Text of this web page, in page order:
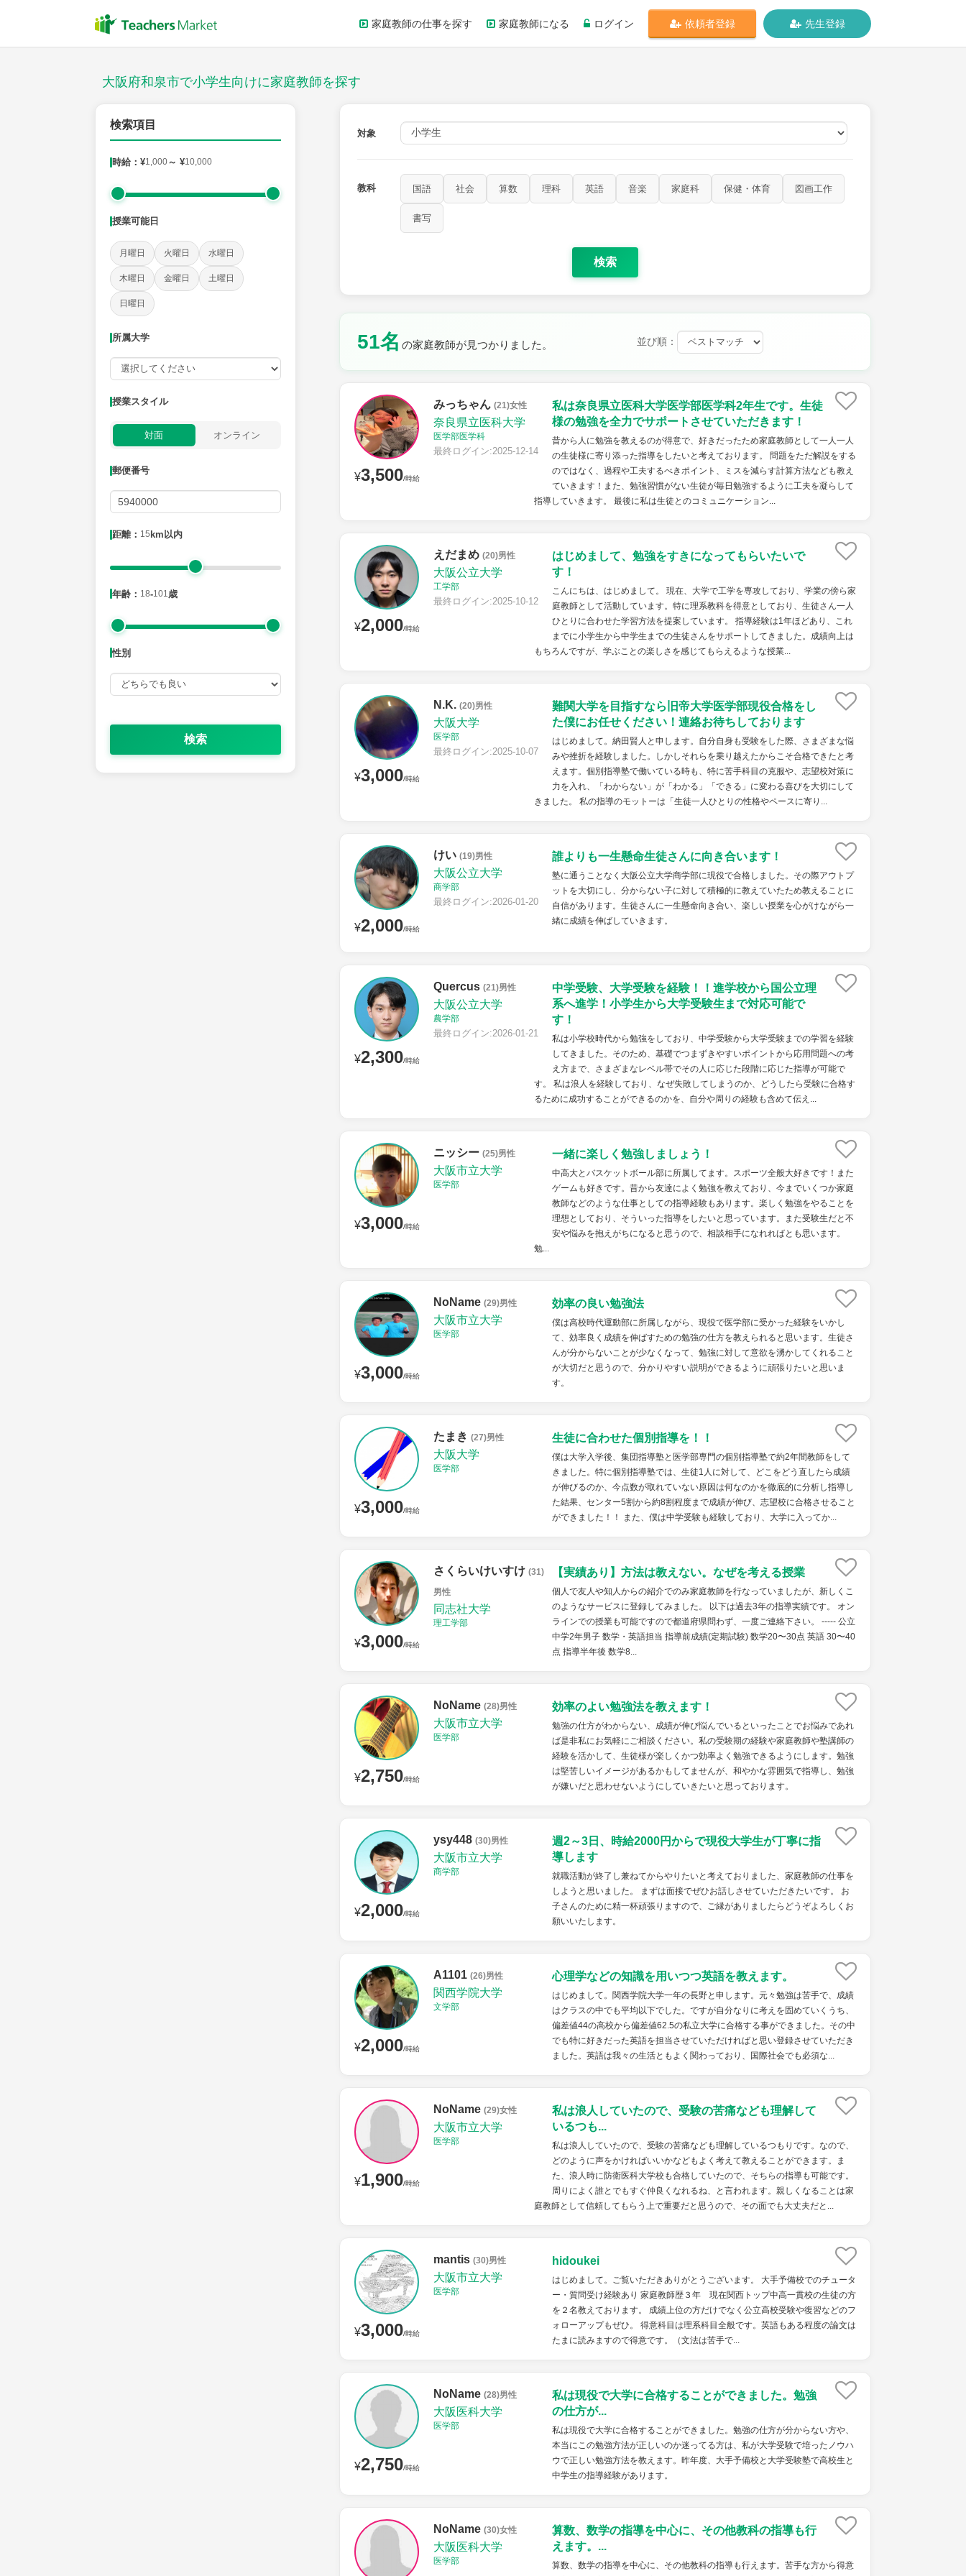
家庭教師の仕事を探す 家庭教師になる ログイン 依頼者登録 先生登録
大阪府和泉市で小学生向けに家庭教師を探す
検索項目
時給：¥1,000～ ¥10,000
授業可能日
月曜日 火曜日 水曜日
木曜日 金曜日 土曜日
日曜日
所属大学
授業スタイル
対面 オンライン
郵便番号
距離： 15 km以内
年齢： 18-101 歳
性別
検索
対象
教科 国語 社会 算数 理科 英語 音楽 家庭科 保健・体育 図画工作
書写
検索
51名 の家庭教師が見つかりました。 並び順：
¥3,500/時給
みっちゃん (21)女性
奈良県立医科大学
医学部医学科
最終ログイン:2025-12-14
私は奈良県立医科大学医学部医学科2年生です。生徒
様の勉強を全力でサポートさせていただきます！
昔から人に勉強を教えるのが得意で、好きだったため家庭教師として一人一人
の生徒様に寄り添った指導をしたいと考えております。 問題をただ解説をする
のではなく、過程や工夫するべきポイント、ミスを減らす計算方法なども教え
ていきます！また、勉強習慣がない生徒が毎日勉強するように工夫を凝らして
指導していきます。 最後に私は生徒とのコミュニケーション...
¥2,000/時給
えだまめ (20)男性
大阪公立大学
工学部
最終ログイン:2025-10-12
はじめまして、勉強をすきになってもらいたいで
す！
こんにちは、はじめまして。 現在、大学で工学を専攻しており、学業の傍ら家
庭教師として活動しています。特に理系教科を得意としており、生徒さん一人
ひとりに合わせた学習方法を提案しています。 指導経験は1年ほどあり、これ
までに小学生から中学生までの生徒さんをサポートしてきました。成績向上は
もちろんですが、学ぶことの楽しさを感じてもらえるような授業...
¥3,000/時給
N.K. (20)男性
大阪大学
医学部
最終ログイン:2025-10-07
難関大学を目指すなら旧帝大学医学部現役合格をし
た僕にお任せください！連絡お待ちしております
はじめまして。納田賢人と申します。自分自身も受験をした際、さまざまな悩
みや挫折を経験しました。しかしそれらを乗り越えたからこそ合格できたと考
えます。個別指導塾で働いている時も、特に苦手科目の克服や、志望校対策に
力を入れ、「わからない」が「わかる」「できる」に変わる喜びを大切にして
きました。 私の指導のモットーは「生徒一人ひとりの性格やペースに寄り...
¥2,000/時給
けい (19)男性
大阪公立大学
商学部
最終ログイン:2026-01-20
誰よりも一生懸命生徒さんに向き合います！
塾に通うことなく大阪公立大学商学部に現役で合格しました。その際アウトプ
ットを大切にし、分からない子に対して積極的に教えていたため教えることに
自信があります。生徒さんに一生懸命向き合い、楽しい授業を心がけながら一
緒に成績を伸ばしていきます。
¥2,300/時給
Quercus (21)男性
大阪公立大学
農学部
最終ログイン:2026-01-21
中学受験、大学受験を経験！！進学校から国公立理
系へ進学！小学生から大学受験生まで対応可能で
す！
私は小学校時代から勉強をしており、中学受験から大学受験までの学習を経験
してきました。そのため、基礎でつまずきやすいポイントから応用問題への考
え方まで、さまざまなレベル帯でその人に応じた段階に応じた指導が可能で
す。 私は浪人を経験しており、なぜ失敗してしまうのか、どうしたら受験に合格す
るために成功することができるのかを、自分や周りの経験も含めて伝え...
¥3,000/時給
ニッシー (25)男性
大阪市立大学
医学部
一緒に楽しく勉強しましょう！
中高大とバスケットボール部に所属してます。スポーツ全般大好きです！また
ゲームも好きです。昔から友達によく勉強を教えており、今までいくつか家庭
教師などのような仕事としての指導経験もあります。楽しく勉強をやることを
理想としており、そういった指導をしたいと思っています。また受験生だと不
安や悩みを抱えがちになると思うので、相談相手になれればとも思います。
勉...
¥3,000/時給
NoName (29)男性
大阪市立大学
医学部
効率の良い勉強法
僕は高校時代運動部に所属しながら、現役で医学部に受かった経験をいかし
て、効率良く成績を伸ばすための勉強の仕方を教えられると思います。生徒さ
んが分からないことが少なくなって、勉強に対して意欲を湧かしてくれること
が大切だと思うので、分かりやすい説明ができるように頑張りたいと思いま
す。
¥3,000/時給
たまき (27)男性
大阪大学
医学部
生徒に合わせた個別指導を！！
僕は大学入学後、集団指導塾と医学部専門の個別指導塾で約2年間教師をして
きました。特に個別指導塾では、生徒1人に対して、どこをどう直したら成績
が伸びるのか、今点数が取れていない原因は何なのかを徹底的に分析し指導し
た結果、センター5割から約8割程度まで成績が伸び、志望校に合格させること
ができました！！ また、僕は中学受験も経験しており、大学に入ってか...
¥3,000/時給
さくらいけいすけ (31)
男性
同志社大学
理工学部
【実績あり】方法は教えない。なぜを考える授業
個人で友人や知人からの紹介でのみ家庭教師を行なっていましたが、新しくこ
のようなサービスに登録してみました。 以下は過去3年の指導実績です。 オン
ラインでの授業も可能ですので都道府県問わず、一度ご連絡下さい。 ----- 公立
中学2年男子 数学・英語担当 指導前成績(定期試験) 数学20〜30点 英語 30〜40
点 指導半年後 数学8...
¥2,750/時給
NoName (28)男性
大阪市立大学
医学部
効率のよい勉強法を教えます！
勉強の仕方がわからない、成績が伸び悩んでいるといったことでお悩みであれ
ば是非私にお気軽にご相談ください。私の受験期の経験や家庭教師や塾講師の
経験を活かして、生徒様が楽しくかつ効率よく勉強できるようにします。勉強
は堅苦しいイメージがあるかもしてませんが、和やかな雰囲気で指導し、勉強
が嫌いだと思わせないようにしていきたいと思っております。
¥2,000/時給
ysy448 (30)男性
大阪市立大学
商学部
週2～3日、時給2000円からで現役大学生が丁寧に指
導します
就職活動が終了し兼ねてからやりたいと考えておりました、家庭教師の仕事を
しようと思いました。 まずは面接でぜひお話しさせていただきたいです。 お
子さんのために精一杯頑張りますので、ご縁がありましたらどうぞよろしくお
願いいたします。
¥2,000/時給
A1101 (26)男性
関西学院大学
文学部
心理学などの知識を用いつつ英語を教えます。
はじめまして。関西学院大学一年の長野と申します。元々勉強は苦手で、成績
はクラスの中でも平均以下でした。ですが自分なりに考えを固めていくうち、
偏差値44の高校から偏差値62.5の私立大学に合格する事ができました。その中
でも特に好きだった英語を担当させていただければと思い登録させていただき
ました。英語は我々の生活ともよく関わっており、国際社会でも必須な...
¥1,900/時給
NoName (29)女性
大阪市立大学
医学部
私は浪人していたので、受験の苦痛なども理解して
いるつも...
私は浪人していたので、受験の苦痛なども理解しているつもりです。なので、
どのように声をかければいいかなどもよく考えて教えることができます。ま
た、浪人時に防衛医科大学校も合格していたので、そちらの指導も可能です。
周りによく誰とでもすぐ仲良くなれるね、と言われます。親しくなることは家
庭教師として信頼してもらう上で重要だと思うので、その面でも大丈夫だと...
¥3,000/時給
mantis (30)男性
大阪市立大学
医学部
hidoukei
はじめまして。ご覧いただきありがとうございます。 大手予備校でのチュータ
ー・質問受け経験あり 家庭教師歴３年 現在関西トップ中高一貫校の生徒の方
を２名教えております。 成績上位の方だけでなく公立高校受験や復習などのフ
ォローアップもぜひ。 得意科目は理系科目全般です。英語もある程度の論文は
たまに読みますので得意です。（文法は苦手で...
¥2,750/時給
NoName (28)男性
大阪医科大学
医学部
私は現役で大学に合格することができました。勉強
の仕方が...
私は現役で大学に合格することができました。勉強の仕方が分からない方や、
本当にこの勉強方法が正しいのか迷ってる方は、私が大学受験で培ったノウハ
ウで正しい勉強方法を教えます。昨年度、大手予備校と大学受験塾で高校生と
中学生の指導経験があります。
NoName (30)女性
大阪医科大学
医学部
算数、数学の指導を中心に、その他教科の指導も行
えます。...
算数、数学の指導を中心に、その他教科の指導も行えます。苦手な方から得意
授業スタイル
社会 算数 理科
時給：¥1,000 ～ ¥10,000
授業可能日
月曜日 火曜日 日曜日
距離：15km以内
年齢：18-101歳